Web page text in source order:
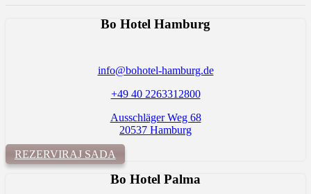
Bo Hotel Hamburg
info@bohotel-hamburg.de
+49 40 2263312800
Ausschläger Weg 68
20537 Hamburg
REZERVIRAJ SADA
Bo Hotel Palma